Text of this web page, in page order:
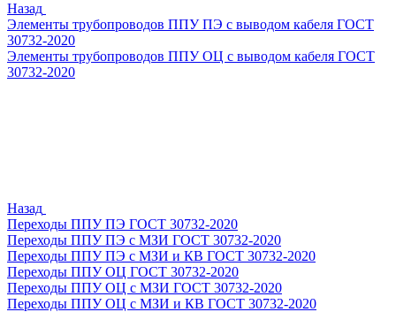
Назад
Элементы трубопроводов ППУ ПЭ с выводом кабеля ГОСТ
30732-2020
Элементы трубопроводов ППУ ОЦ с выводом кабеля ГОСТ
30732-2020
Назад
Переходы ППУ ПЭ ГОСТ 30732-2020
Переходы ППУ ПЭ с МЗИ ГОСТ 30732-2020
Переходы ППУ ПЭ с МЗИ и КВ ГОСТ 30732-2020
Переходы ППУ ОЦ ГОСТ 30732-2020
Переходы ППУ ОЦ с МЗИ ГОСТ 30732-2020
Переходы ППУ ОЦ с МЗИ и КВ ГОСТ 30732-2020